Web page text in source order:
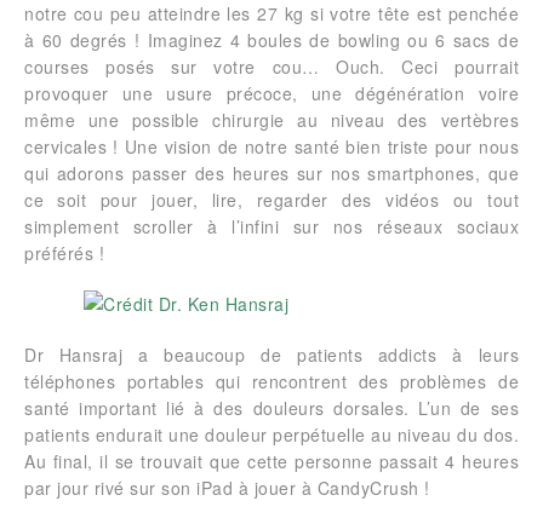
notre cou peu atteindre les 27 kg si votre tête est penchée
à 60 degrés ! Imaginez 4 boules de bowling ou 6 sacs de
courses posés sur votre cou… Ouch. Ceci pourrait
provoquer une usure précoce, une dégénération voire
même une possible chirurgie au niveau des vertèbres
cervicales ! Une vision de notre santé bien triste pour nous
qui adorons passer des heures sur nos smartphones, que
ce soit pour jouer, lire, regarder des vidéos ou tout
simplement scroller à l’infini sur nos réseaux sociaux
préférés !
Dr Hansraj a beaucoup de patients addicts à leurs
téléphones portables qui rencontrent des problèmes de
santé important lié à des douleurs dorsales. L’un de ses
patients endurait une douleur perpétuelle au niveau du dos.
Au final, il se trouvait que cette personne passait 4 heures
par jour rivé sur son iPad à jouer à CandyCrush !